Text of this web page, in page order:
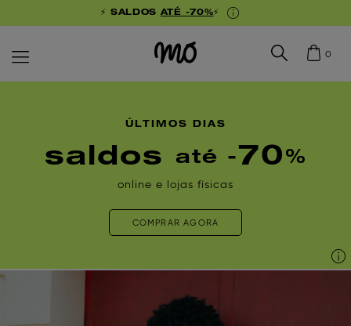
⚡ SALDOS ATÉ -70%⚡
0
ÚLTIMOS DIAS
saldos até - 70 %
online e lojas físicas
COMPRAR AGORA